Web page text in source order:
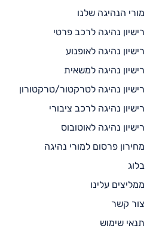
מורי הנהיגה שלנו
רישיון נהיגה לרכב פרטי
רישיון נהיגה לאופנוע
רישיון נהיגה למשאית
רישיון נהיגה לטרקטור/טרקטורון
רישיון נהיגה לרכב ציבורי
רישיון נהיגה לאוטובוס
מחירון פרסום למורי נהיגה
בלוג
ממליצים עלינו
צור קשר
תנאי שימוש